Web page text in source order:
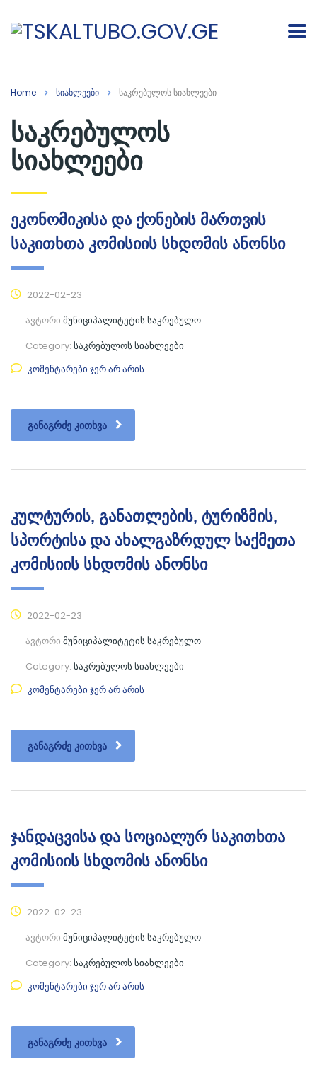
Home სიახლეები საკრებულოს სიახლეები
საკრებულოს
სიახლეები
ეკონომიკისა და ქონების მართვის
საკითხთა კომისიის სხდომის ანონსი
2022-02-23
ავტორი მუნიციპალიტეტის საკრებულო
Category: საკრებულოს სიახლეები
კომენტარები ჯერ არ არის
ᲒᲐᲜᲐᲒᲠᲫᲔ ᲙᲘᲗᲮᲕᲐ
კულტურის, განათლების, ტურიზმის,
სპორტისა და ახალგაზრდულ საქმეთა
კომისიის სხდომის ანონსი
2022-02-23
ავტორი მუნიციპალიტეტის საკრებულო
Category: საკრებულოს სიახლეები
კომენტარები ჯერ არ არის
ᲒᲐᲜᲐᲒᲠᲫᲔ ᲙᲘᲗᲮᲕᲐ
ჯანდაცვისა და სოციალურ საკითხთა
კომისიის სხდომის ანონსი
2022-02-23
ავტორი მუნიციპალიტეტის საკრებულო
Category: საკრებულოს სიახლეები
კომენტარები ჯერ არ არის
ᲒᲐᲜᲐᲒᲠᲫᲔ ᲙᲘᲗᲮᲕᲐ